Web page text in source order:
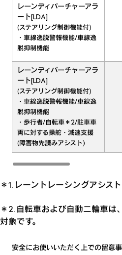
レーンディパーチャーアラ
ート[LDA]
(ステアリング制御機能付)
・車線逸脱警報機能/車線逸
脱抑制機能
レーンディパーチャーアラ
ート[LDA]
(ステアリング制御機能付)
・車線逸脱警報機能/車線逸
脱抑制機能
・歩行者/自転車＊2/駐車車
両に対する操舵・減速支援
(障害物先読みアシスト)
＊1. レーントレーシングアシス
＊2. 自転車および自動二輪車は
対象です。
安全にお使いいただく上での留意